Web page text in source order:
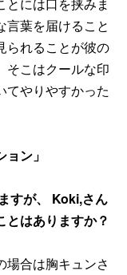
言葉を届けること
られることが彼の
そこはクールな印
てやりやすかった
ン」
すが、 Koki,さん
とはありますか？
場合は胸キュンさ